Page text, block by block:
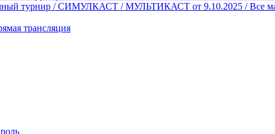
турнир / СИМУЛКАСТ / МУЛЬТИКАСТ от 9.10.2025 / Все
трансляция